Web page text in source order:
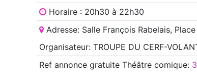
Horaire : 20h30 à 22h30
Adresse: Salle François Rabelais,
Organisateur: TROUPE DU CERF-
Ref annoncegratuite Théâtre comique: